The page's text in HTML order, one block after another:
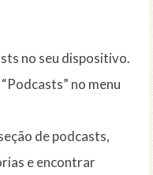
no seu dispositivo.
no menu
de podcasts,
e encontrar